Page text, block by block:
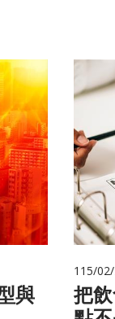
與
115/
把